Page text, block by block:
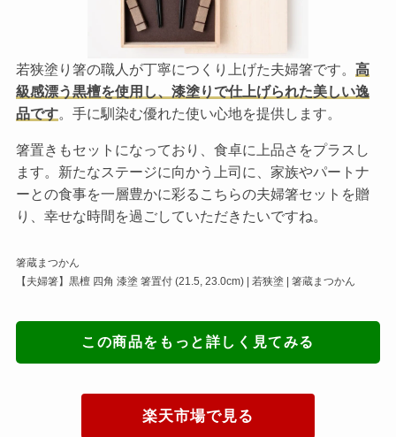
若狭塗り箸の職人が丁寧につくり上げた夫婦箸です。 高
級感漂う黒檀を使用し、漆塗りで仕上げられた美しい逸
品です。手に馴染む優れた使い心地を提供します。
箸置きもセットになっており、食卓に上品さをプラスし
ます。新たなステージに向かう上司に、家族やパートナ
ーとの食事を一層豊かに彩るこちらの夫婦箸セットを贈
り、幸せな時間を過ごしていただきたいですね。
箸蔵まつかん
【夫婦箸】黒檀 四角 漆塗 箸置付 (21.5, 23.0cm) | 若狭塗 | 箸蔵まつかん
この商品をもっと詳しく見てみる
楽天市場で見る